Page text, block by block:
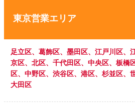
東京営業エリア
足立区、葛飾区、墨田区、江戸川区、
京区、北区、千代田区、中央区、板橋
区、中野区、渋谷区、港区、杉並区、
大田区